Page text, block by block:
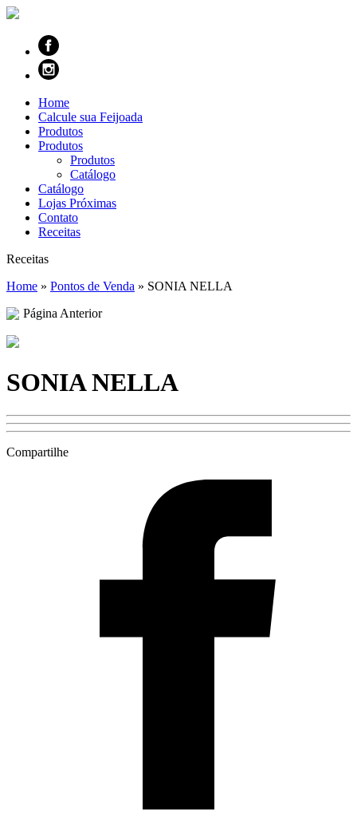
Home
Calcule sua Feijoada
Produtos
Produtos
Produtos
Catálogo
Catálogo
Lojas Próximas
Contato
Receitas
Receitas
Home » Pontos de Venda » SONIA NELLA
Página Anterior
SONIA NELLA
Compartilhe